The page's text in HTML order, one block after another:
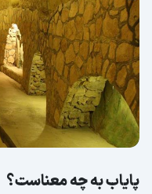
پایاب به چه معناست؟